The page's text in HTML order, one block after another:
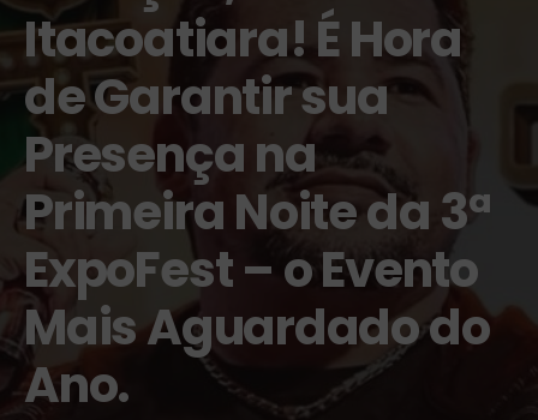
Itacoatiara! É Hora
de Garantir sua
Presença na
Primeira Noite da 3ª
ExpoFest – o Evento
Mais Aguardado do
Ano.